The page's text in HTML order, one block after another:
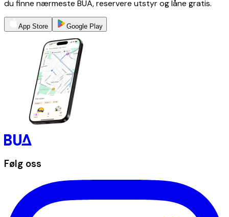
du finne nærmeste BUA, reservere utstyr og låne gratis.
App Store Google Play
Følg oss